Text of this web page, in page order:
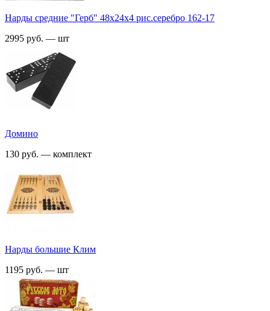
Нарды средние "Герб" 48х24х4 рис.серебро 162-17
2995 руб. — шт
Домино
130 руб. — комплект
Нарды большие Клим
1195 руб. — шт